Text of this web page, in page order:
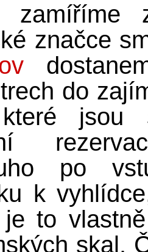
zamíříme
značce
do
jsou
po
k
to
skal.